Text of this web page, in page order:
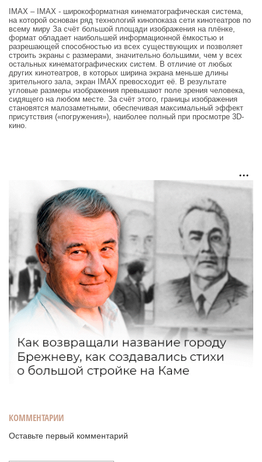
IMAX – IMAX - широкоформатная кинематографическая система,
на которой основан ряд технологий кинопоказа сети кинотеатров по
всему миру За счёт большой площади изображения на плёнке,
формат обладает наибольшей информационной ёмкостью и
разрешающей способностью из всех существующих и позволяет
строить экраны с размерами, значительно большими, чем у всех
остальных кинематографических систем. В отличие от любых
других кинотеатров, в которых ширина экрана меньше длины
зрительного зала, экран IMAX превосходит её. В результате
угловые размеры изображения превышают поле зрения человека,
сидящего на любом месте. За счёт этого, границы изображения
становятся малозаметными, обеспечивая максимальный эффект
присутствия («погружения»), наиболее полный при просмотре 3D-
кино.
КОММЕНТАРИИ
Оставьте первый комментарий